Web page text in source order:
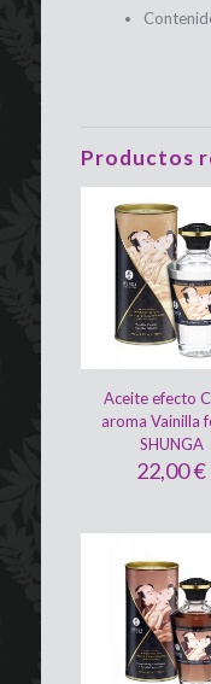
Productos
Aceite efecto
aroma Vainilla
SHUNGA
22,00€